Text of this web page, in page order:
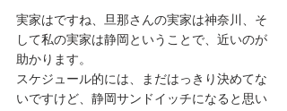
実家はですね、旦那さんの実家は神奈川、そ
して私の実家は静岡ということで、近いのが
助かります。
スケジュール的には、まだはっきり決めてな
いですけど、静岡サンドイッチになると思い